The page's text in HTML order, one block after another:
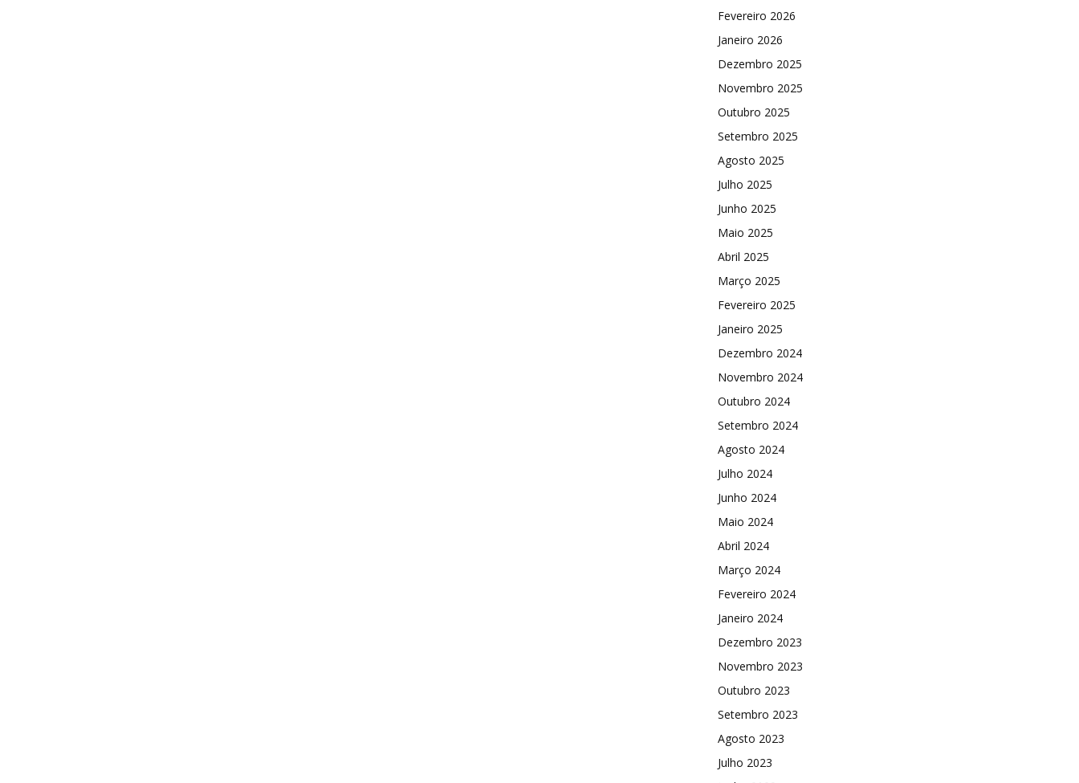
Fevereiro 2026
Janeiro 2026
Dezembro 2025
Novembro 2025
Outubro 2025
Setembro 2025
Agosto 2025
Julho 2025
Junho 2025
Maio 2025
Abril 2025
Março 2025
Fevereiro 2025
Janeiro 2025
Dezembro 2024
Novembro 2024
Outubro 2024
Setembro 2024
Agosto 2024
Julho 2024
Junho 2024
Maio 2024
Abril 2024
Março 2024
Fevereiro 2024
Janeiro 2024
Dezembro 2023
Novembro 2023
Outubro 2023
Setembro 2023
Agosto 2023
Julho 2023